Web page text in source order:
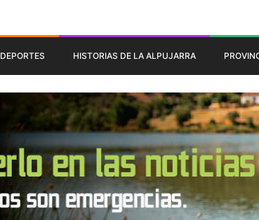
DEPORTES HISTORIAS DE LA ALPUJARRA